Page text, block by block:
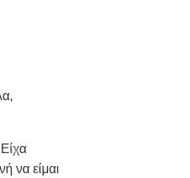
να είμαι